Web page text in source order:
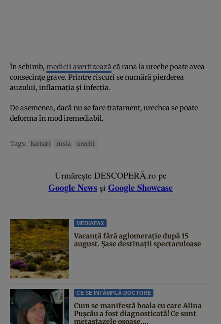
În schimb, medicii avertizează că rana la ureche poate avea
consecințe grave. Printre riscuri se numără pierderea
auzului, inflamația și infecția.
De asemenea, dacă nu se face tratament, urechea se poate
deforma în mod iremediabil.
Tags: barbati rusia urechi
Urmărește DESCOPERĂ.ro pe
Google News și Google Showcase
MEDIAFAX
Vacanță fără aglomerație după 15
august. Șase destinații spectaculoase
CE SE ÎNTÂMPLĂ DOCTORE
Cum se manifestă boala cu care Alina
Pușcău a fost diagnosticată! Ce sunt
metastazele osoase,...